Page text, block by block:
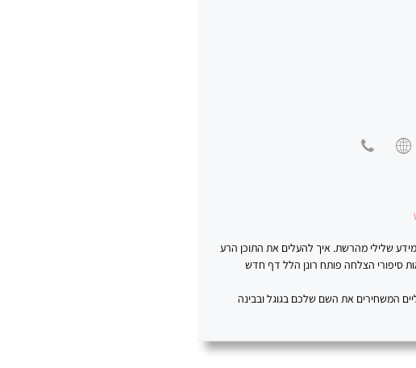
מידע שלילי מהרשת. איך להעלים את התוכן הרע
רונן הלל ניהול מוניטין. במשך למעלה מ-20 שנים ועם מאות סיפורי הצלחה פותח רונן הלל דף חדש
המשחירים את השם שלכם בגוגל ובבינה